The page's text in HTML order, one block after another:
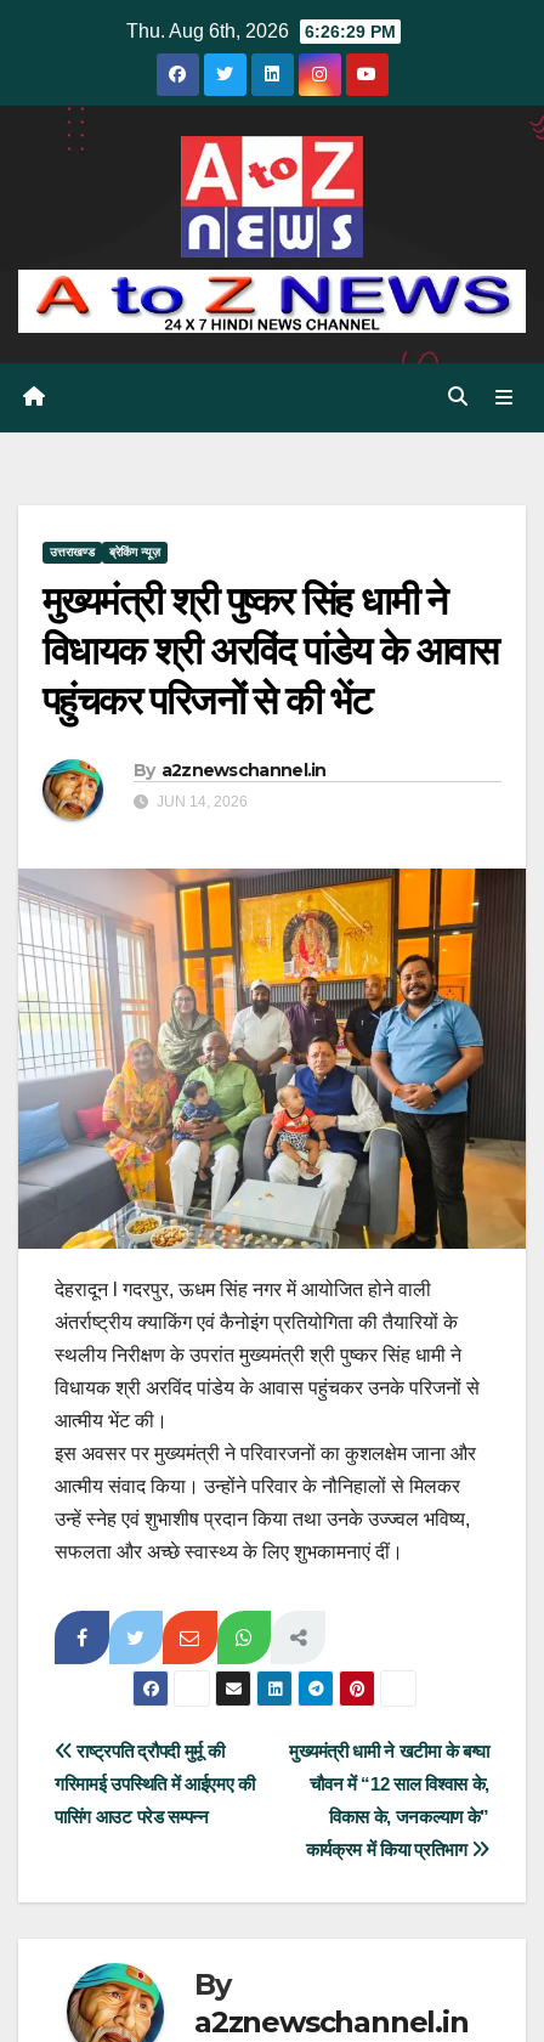
Thu. Aug 6th, 2026 6:26:31 PM
उत्तराखण्ड ब्रेकिंग न्यूज़
मुख्यमंत्री श्री पुष्कर सिंह धामी ने
विधायक श्री अरविंद पांडेय के आवास
पहुंचकर परिजनों से की भेंट
By a2znewschannel.in
JUN 14, 2026
देहरादून l गदरपुर, ऊधम सिंह नगर में आयोजित होने वाली
अंतर्राष्ट्रीय क्याकिंग एवं कैनोइंग प्रतियोगिता की तैयारियों के
स्थलीय निरीक्षण के उपरांत मुख्यमंत्री श्री पुष्कर सिंह धामी ने
विधायक श्री अरविंद पांडेय के आवास पहुंचकर उनके परिजनों से
आत्मीय भेंट की।
इस अवसर पर मुख्यमंत्री ने परिवारजनों का कुशलक्षेम जाना और
आत्मीय संवाद किया। उन्होंने परिवार के नौनिहालों से मिलकर
उन्हें स्नेह एवं शुभाशीष प्रदान किया तथा उनके उज्ज्वल भविष्य,
सफलता और अच्छे स्वास्थ्य के लिए शुभकामनाएं दीं।
Post
navigation
मुख्यमंत्री धामी ने खटीमा के बग्घा
चौवन में “12 साल विश्वास के,
विकास के, जनकल्याण के”
कार्यक्रम में किया प्रतिभाग
राष्ट्रपति द्रौपदी मुर्मू की
गरिमामई उपस्थिति में आईएमए की
पासिंग आउट परेड सम्पन्न
By
a2znewschannel.in